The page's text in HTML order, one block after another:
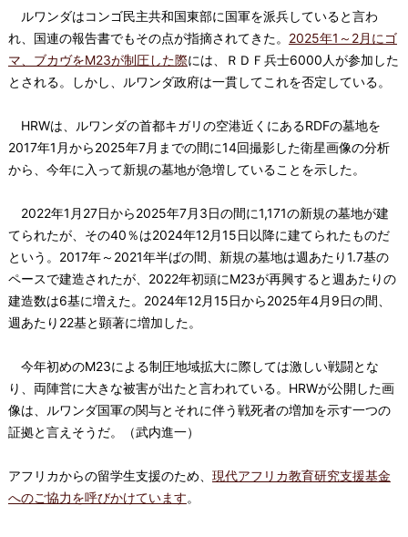
ルワンダはコンゴ民主共和国東部に国軍を派兵していると言わ
れ、国連の報告書でもその点が指摘されてきた。 2025年1～2月にゴ
マ、ブカヴをM23が制圧した際には、ＲＤＦ兵士6000人が参加した
とされる。しかし、ルワンダ政府は一貫してこれを否定している。
HRWは、ルワンダの首都キガリの空港近くにあるRDFの墓地を
2017年1月から2025年7月までの間に14回撮影した衛星画像の分析
から、今年に入って新規の墓地が急増していることを示した。
2022年1月27日から2025年7月3日の間に1,171の新規の墓地が建
てられたが、その40％は2024年12月15日以降に建てられたものだ
という。2017年～2021年半ばの間、新規の墓地は週あたり1.7基の
ペースで建造されたが、2022年初頭にM23が再興すると週あたりの
建造数は6基に増えた。2024年12月15日から2025年4月9日の間、
週あたり22基と顕著に増加した。
今年初めのM23による制圧地域拡大に際しては激しい戦闘とな
り、両陣営に大きな被害が出たと言われている。HRWが公開した画
像は、ルワンダ国軍の関与とそれに伴う戦死者の増加を示す一つの
証拠と言えそうだ。（武内進一）
アフリカからの留学生支援のため、 現代アフリカ教育研究支援基金
へのご協力を呼びかけています。